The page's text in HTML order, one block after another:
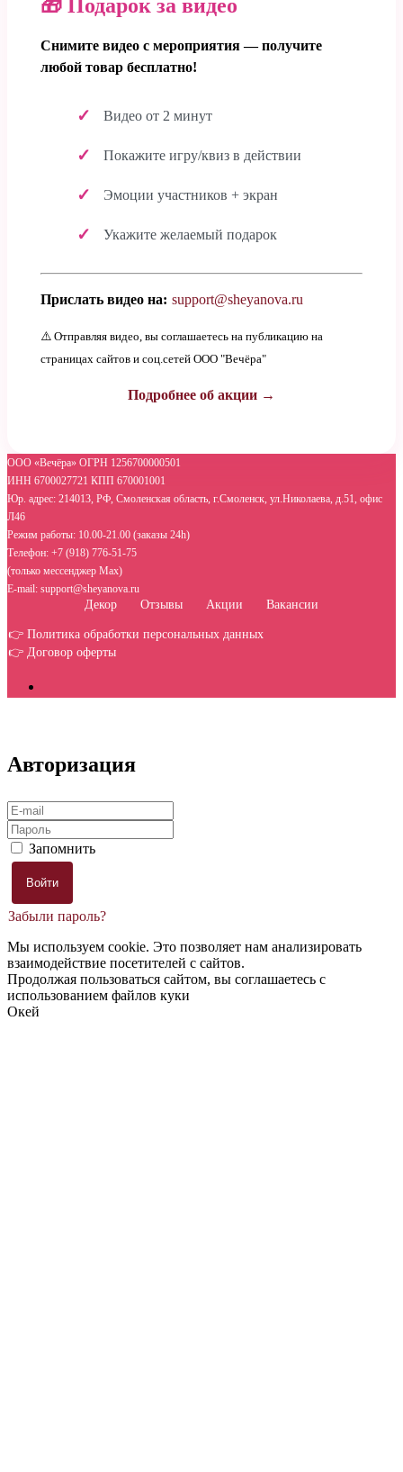
🎁 Подарок за видео
Снимите видео с мероприятия — получите
любой товар бесплатно!
Видео от 2 минут
Покажите игру/квиз в действии
Эмоции участников + экран
Укажите желаемый подарок
Прислать видео на: support@sheyanova.ru
⚠️ Отправляя видео, вы соглашаетесь на публикацию на
страницах сайтов и соц.сетей ООО "Вечёра"
Подробнее об акции →
ООО «Вечёра» ОГРН 1256700000501
ИНН 6700027721 КПП 670001001
Юр. адрес: 214013, РФ, Смоленская область, г.Смоленск, ул.Николаева, д.51, офис
Л46
Режим работы: 10.00-21.00 (заказы 24h)
Телефон: +7 (918) 776-51-75
(только мессенджер Max)
E-mail: support@sheyanova.ru
Декор Отзывы Акции Вакансии
👉 Политика обработки персональных данных
👉 Договор оферты
Авторизация
Запомнить
Забыли пароль?
Мы используем cookie. Это позволяет нам анализировать
взаимодействие посетителей с сайтов.
Продолжая пользоваться сайтом, вы соглашаетесь с
использованием файлов куки
Окей